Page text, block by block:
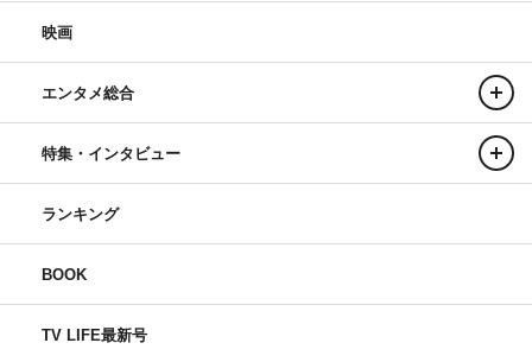
映画
エンタメ総合
特集・インタビュー
ランキング
BOOK
TV LIFE最新号